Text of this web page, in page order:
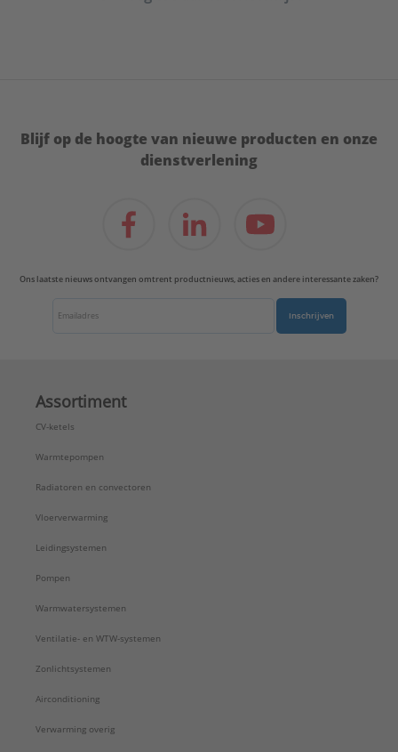
Blijf op de hoogte van nieuwe producten en onze
dienstverlening
Ons laatste nieuws ontvangen omtrent productnieuws, acties en andere interessante zaken?
Inschrijven
Assortiment
CV-ketels
Warmtepompen
Radiatoren en convectoren
Vloerverwarming
Leidingsystemen
Pompen
Warmwatersystemen
Ventilatie- en WTW-systemen
Zonlichtsystemen
Airconditioning
Verwarming overig